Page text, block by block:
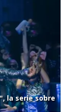
la serie sobre